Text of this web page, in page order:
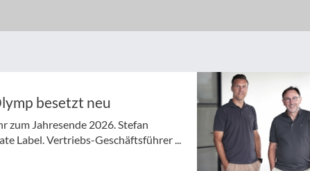
besetzt neu
zum Jahresende 2026. Stefan
Label. Vertriebs-Geschäftsführer ...